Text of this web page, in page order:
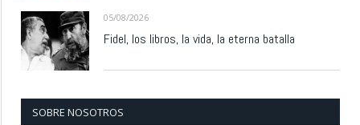
05/08/2026
Fidel, los libros, la vida, la eterna batalla
SOBRE NOSOTROS